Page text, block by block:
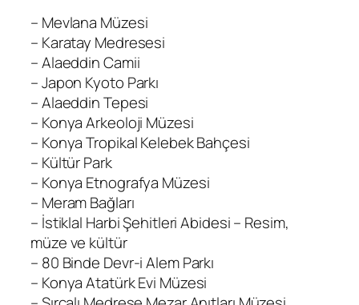
– Mevlana Müzesi
– Karatay Medresesi
– Alaeddin Camii
– Japon Kyoto Parkı
– Alaeddin Tepesi
– Konya Arkeoloji Müzesi
– Konya Tropikal Kelebek Bahçesi
– Kültür Park
– Konya Etnografya Müzesi
– Meram Bağları
– İstiklal Harbi Şehitleri Abidesi – Resim,
müze ve kültür
– 80 Binde Devr-i Alem Parkı
– Konya Atatürk Evi Müzesi